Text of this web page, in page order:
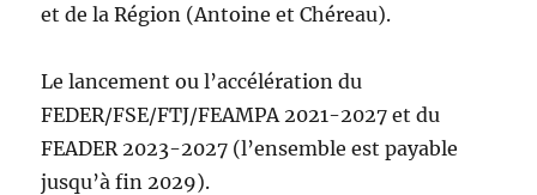
et de la Région (Antoine et Chéreau).
Le lancement ou l’accélération du
FEDER/FSE/FTJ/FEAMPA 2021-2027 et du
FEADER 2023-2027 (l’ensemble est payable
jusqu’à fin 2029).